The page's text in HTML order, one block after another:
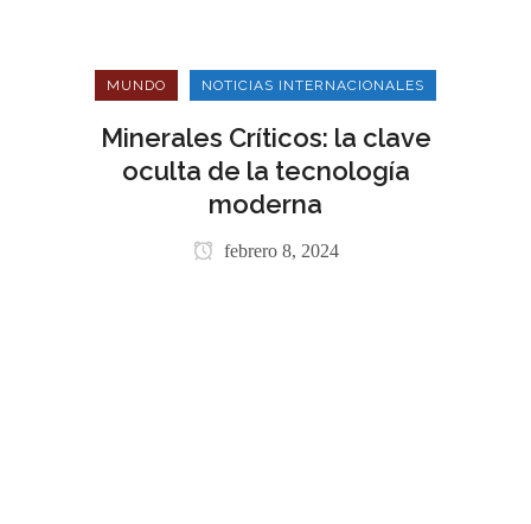
MUNDO NOTICIAS INTERNACIONALES
Minerales Críticos: la clave
oculta de la tecnología
moderna
febrero 8, 2024